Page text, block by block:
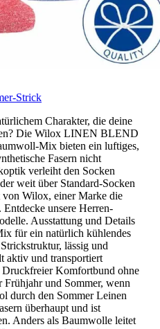
Strick
Charakter, die deine
Die Wilox LINEN BLEND
Mix bieten ein luftiges,
Fasern nicht
verleiht den Socken
weit über Standard-Socken
von Wilox, einer Marke die
unsere Herren-
Ausstattung und Details
für ein natürlich kühlendes
lässig und
aktiv und transportiert
Komfortbund ohne
Frühjahr und Sommer, wenn
durch den Sommer Leinen
überhaupt und ist
Anders als Baumwolle leitet